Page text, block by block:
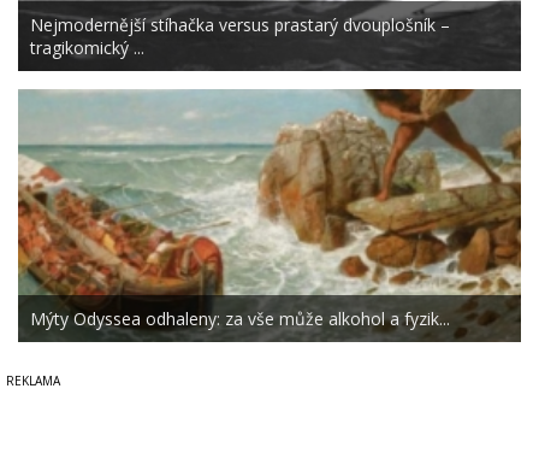
Nejmodernější stíhačka versus prastarý dvouplošník –
tragikomický ...
Mýty Odyssea odhaleny: za vše může alkohol a fyzik...